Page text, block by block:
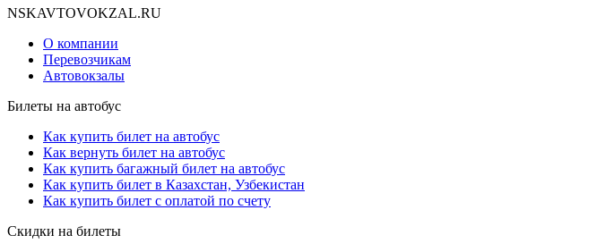
NSKAVTOVOKZAL.RU
О компании
Перевозчикам
Автовокзалы
Билеты на автобус
Как купить билет на автобус
Как вернуть билет на автобус
Как купить багажный билет на автобус
Как купить билет в Казахстан, Узбекистан
Как купить билет с оплатой по счету
Скидки на билеты